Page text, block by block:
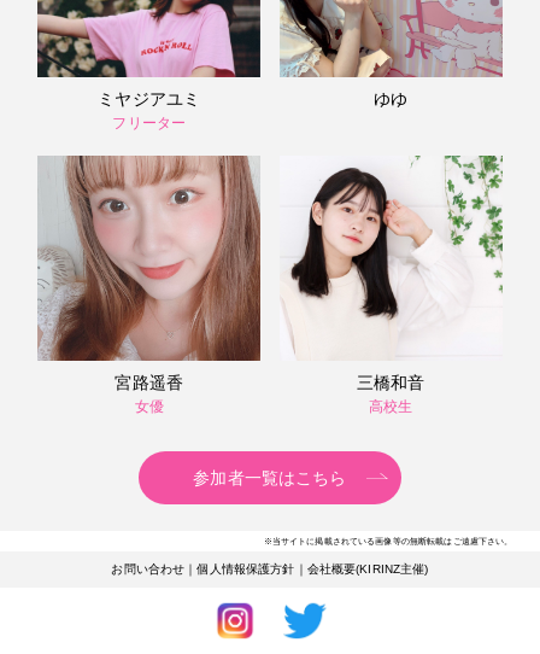
ミヤジアユミ
フリーター
ゆゆ
宮路遥香
女優
三橋和音
高校生
参加者一覧はこちら
※当サイトに掲載されている画像等の無断転載はご遠慮下さい。
お問い合わせ ｜個人情報保護方針 ｜ 会社概要(KIRINZ主催)